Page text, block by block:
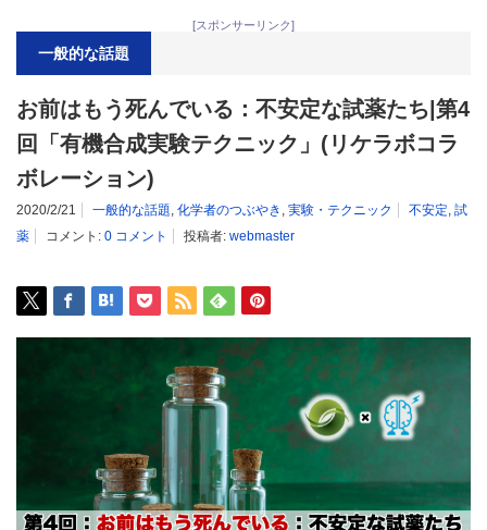
[スポンサーリンク]
一般的な話題
お前はもう死んでいる：不安定な試薬たち|第4
回「有機合成実験テクニック」(リケラボコラ
ボレーション)
2020/2/21 一般的な話題, 化学者のつぶやき , 実験・テクニック 不安定, 試
薬
コメント: 0 コメント 投稿者: webmaster